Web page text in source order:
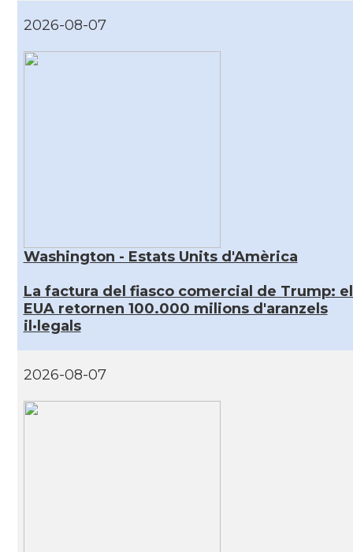
2026-08-07
Washington - Estats Units d'Amèrica
La factura del fiasco comercial de Trump:
EUA retornen 100.000 milions d'aranzels
il·legals
2026-08-07